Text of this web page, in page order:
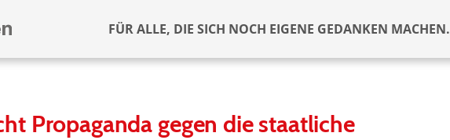
FÜR ALLE, DIE SICH NOCH EIGENE GEDANKEN MACHEN.
Propaganda gegen die staatliche